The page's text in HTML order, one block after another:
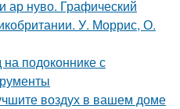
ар нуво. Графический
У. Моррис, О.
на подоконнике с
воздух в вашем доме